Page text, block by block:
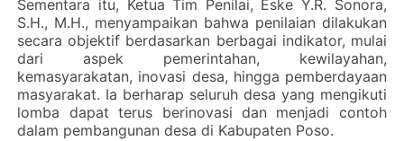
‎Sementara itu, Ketua Tim Penilai, Eske Y.R. Sonora,
S.H., M.H., menyampaikan bahwa penilaian dilakukan
secara objektif berdasarkan berbagai indikator, mulai
dari aspek pemerintahan, kewilayahan,
kemasyarakatan, inovasi desa, hingga pemberdayaan
masyarakat. Ia berharap seluruh desa yang mengikuti
lomba dapat terus berinovasi dan menjadi contoh
dalam pembangunan desa di Kabupaten Poso.